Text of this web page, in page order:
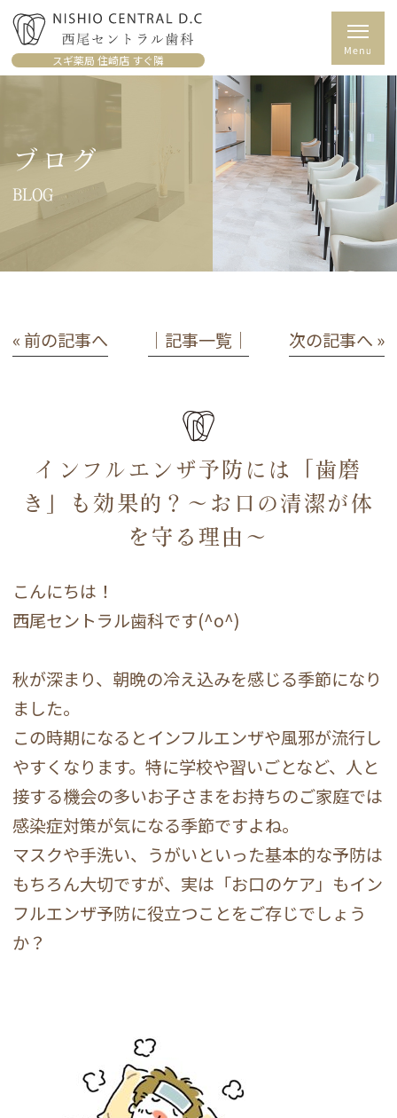
スギ薬局 住崎店 すぐ隣
ブログ
BLOG
« 前の記事へ │記事一覧│ 次の記事へ »
インフルエンザ予防には「歯磨
き」も効果的？～お口の清潔が体
を守る理由～
こんにちは！
西尾セントラル歯科です(^o^)
秋が深まり、朝晩の冷え込みを感じる季節になり
ました。
この時期になるとインフルエンザや風邪が流行し
やすくなります。特に学校や習いごとなど、人と
接する機会の多いお子さまをお持ちのご家庭では
感染症対策が気になる季節ですよね。
マスクや手洗い、うがいといった基本的な予防は
もちろん大切ですが、実は「お口のケア」もイン
フルエンザ予防に役立つことをご存じでしょう
か？